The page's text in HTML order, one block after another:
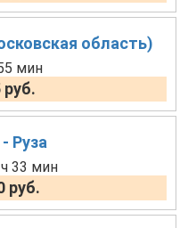
область)
мин
руб.
Руза
33 мин
руб.